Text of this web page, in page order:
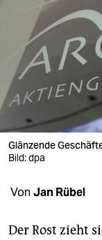
berlin
nord
wahrheit
verlag
shop
fragen & hilfe
Glänzende
Bild: dpa
Von Jan Rübel
Der Rost zieht